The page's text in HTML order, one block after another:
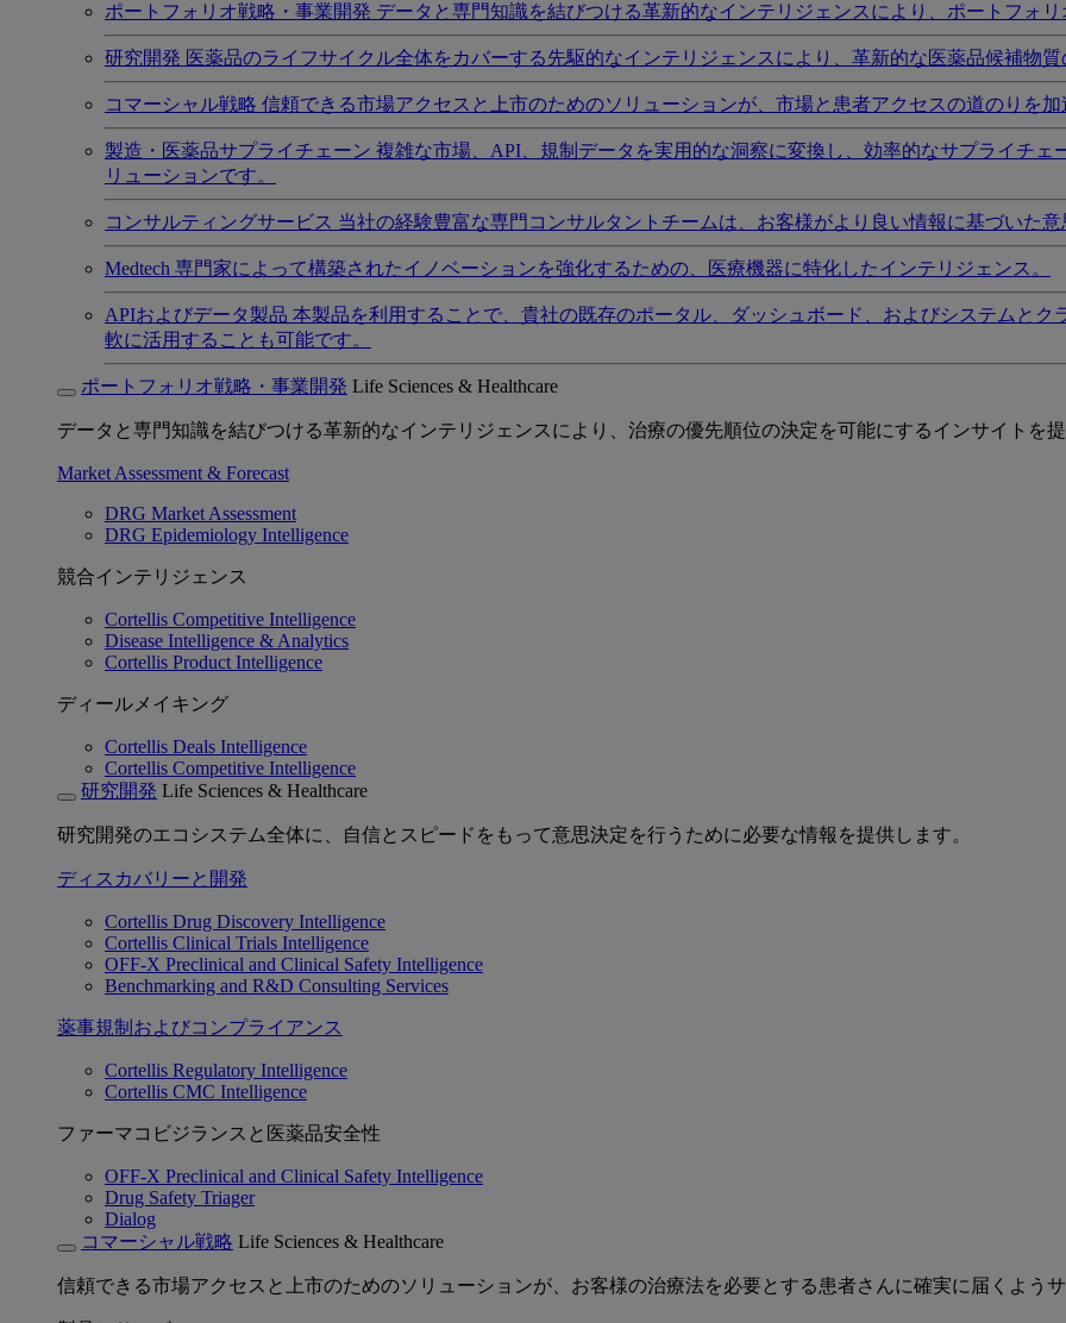
ポートフォリオ戦略・事業開発 データと専門知識を結びつける革新的なインテリジェンスにより、ポートフォリ
研究開発 医薬品のライフサイクル全体をカバーする先駆的なインテリジェンスにより、革新的な医薬品候補物
コマーシャル戦略 信頼できる市場アクセスと上市のためのソリューションが、市場と患者アクセスの道のりを加
製造・医薬品サプライチェーン 複雑な市場、API、規制データを実用的な洞察に変換し、効率的なサプライチ
リューションです。
コンサルティングサービス 当社の経験豊富な専門コンサルタントチームは、お客様がより良い情報に基づいた意
Medtech 専門家によって構築されたイノベーションを強化するための、医療機器に特化したインテリジェンス。
APIおよびデータ製品 本製品を利用することで、貴社の既存のポータル、ダッシュボード、およびシステムと
軟に活用することも可能です。
ポートフォリオ戦略・事業開発 Life Sciences & Healthcare
データと専門知識を結びつける革新的なインテリジェンスにより、治療の優先順位の決定を可能にするインサイトを提
Market Assessment & Forecast
DRG Market Assessment
DRG Epidemiology Intelligence
競合インテリジェンス
Cortellis Competitive Intelligence
Disease Intelligence & Analytics
Cortellis Product Intelligence
ディールメイキング
Cortellis Deals Intelligence
Cortellis Competitive Intelligence
研究開発 Life Sciences & Healthcare
研究開発のエコシステム全体に、自信とスピードをもって意思決定を行うために必要な情報を提供します。
ディスカバリーと開発
Cortellis Drug Discovery Intelligence
Cortellis Clinical Trials Intelligence
OFF-X Preclinical and Clinical Safety Intelligence
Benchmarking and R&D Consulting Services
薬事規制およびコンプライアンス
Cortellis Regulatory Intelligence
Cortellis CMC Intelligence
ファーマコビジランスと医薬品安全性
OFF-X Preclinical and Clinical Safety Intelligence
Drug Safety Triager
Dialog
コマーシャル戦略 Life Sciences & Healthcare
信頼できる市場アクセスと上市のためのソリューションが、お客様の治療法を必要とする患者さんに確実に届くようサ